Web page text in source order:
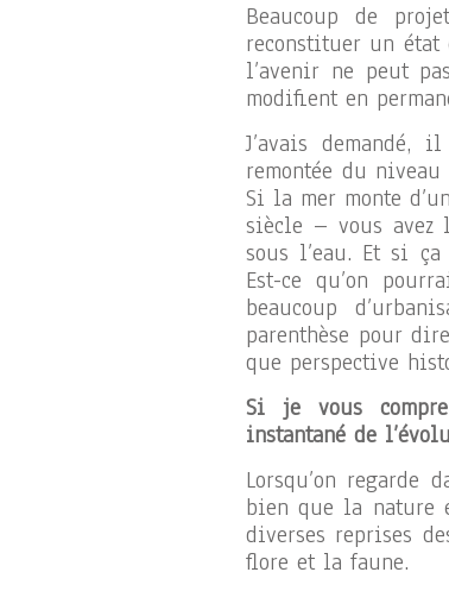
Beaucoup de
reconstituer un
l’avenir ne peut
modifient en
J’avais
remontée du
Si la mer monte
siècle – vous avez
sous l’eau. Et si
Est-ce qu’on
beaucoup
parenthèse pour
que perspective
Si je vous
instantané de
Lorsqu’on regarde
bien que la nature
diverses reprises
flore et la faune.